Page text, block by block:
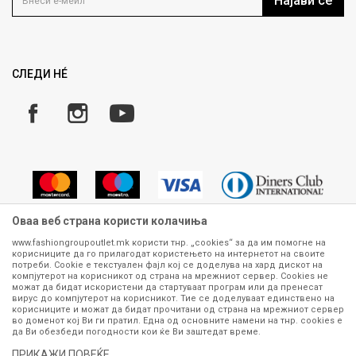
Како да купите
Замена и рефундација на производи
Плаќање
СЛЕДИ НÉ
Сите информации околу производите кои се изложени на нашата
онлајн продавница се стремиме да бидат конкретни, точни и прецизни,
меѓутоа не можеме да гарантираме дека се без ниту една грешка или
пак дека сите производи во моментот се достапни на залиха.
Фотографиите се најверодостојниот приказ на производот. Доколку
дојде до потреба за замена на производ или рефундација, процедурата
Оваа веб страна користи колачиња
www.fashiongroupoutlet.mk користи тнр. „cookies“ за да им помогне на
корисниците да го прилагодат користењето на интернетот на своите
потреби. Cookie е текстуален фајл кој се доделува на хард дискот на
компјутерот на корисникот од страна на мрежниот сервер. Cookies не
можат да бидат искористени да стартуваат програм или да пренесат
вирус до компјутерот на корисникот. Тие се доделуваат единствено на
корисниците и можат да бидат прочитани од страна на мрежниот сервер
во доменот кој Ви ги пратил. Една од основните намени на тнр. сookies е
да Ви обезбеди погодности кои ќе Ви заштедат време.